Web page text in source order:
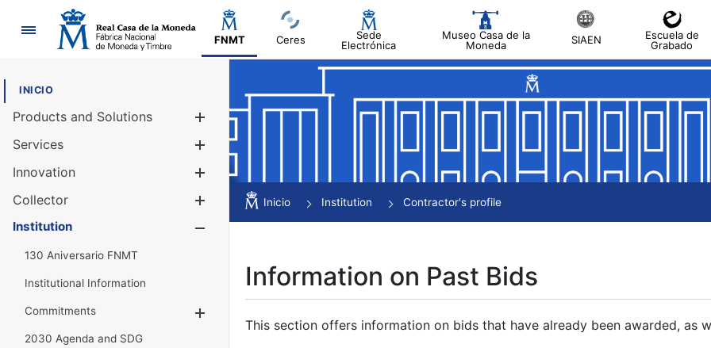
Navigation
FNMT Ceres
Sede
Electrónica
Museo Casa de la
Moneda
SIAEN
Escuela de
Grabado
INICIO
Products and Solutions
Services
Innovation
Collector
Show/Hide
Institution
130 Aniversario FNMT
Institutional Information
Commitments
2030 Agenda and SDG
Inicio Institution Contractor's profile
Information on Past Bids
This section offers information on bids that have already been awarded, as